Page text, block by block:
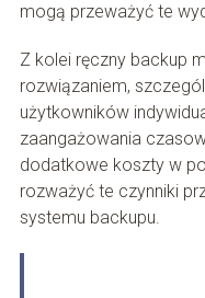
mogą przeważyć te
Z kolei ręczny backup
rozwiązaniem,
użytkowników
zaangażowania
dodatkowe koszty w
rozważyć te czynniki
systemu backupu.